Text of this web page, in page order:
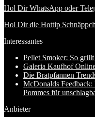
Hol Dir WhatsApp oder
Hol Dir die Hottip
Interessantes
Pellet Smoker: So
Galeria Kaufhof
Die Bratpfannen
McDonalds
Pommes für
Anbieter